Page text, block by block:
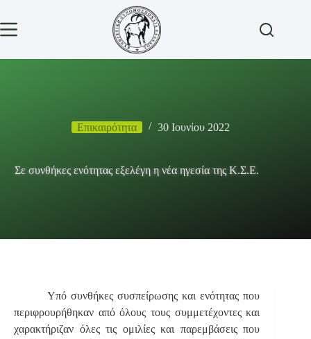
περιεχόμενο
Επικαιρότητα 30 Ιουνίου 2022
Σε συνθήκες ενότητας εξελέγη η νέα ηγεσία της Κ.Σ.Ε.
Υπό συνθήκες συσπείρωσης και ενότητας που
περιφρουρήθηκαν από όλους τους συμμετέχοντες και
χαρακτήριζαν όλες τις ομιλίες και παρεμβάσεις που